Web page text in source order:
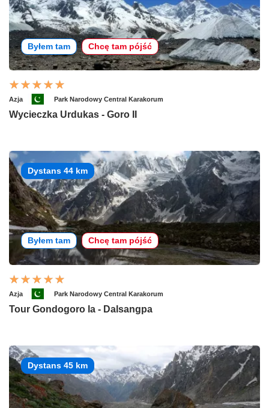
Byłem tam Chcę tam pójść
Azja Park Narodowy Central Karakorum
Wycieczka Urdukas - Goro II
Dystans 44 km
Byłem tam Chcę tam pójść
Azja Park Narodowy Central Karakorum
Tour Gondogoro la - Dalsangpa
Dystans 45 km